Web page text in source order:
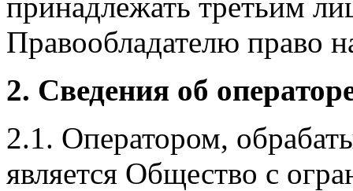
Правообладателю право
2. Сведения об
2.1. Оператором,
является Общество с